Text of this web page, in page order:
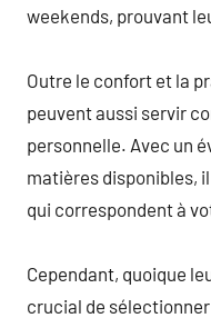
weekends, prouvant
Outre le confort et la
peuvent aussi servir
personnelle. Avec un
matières disponibles,
qui correspondent à
Cependant, quoique
crucial de